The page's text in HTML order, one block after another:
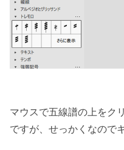
マウスで五線譜の上をク
ですが、せっかくなので